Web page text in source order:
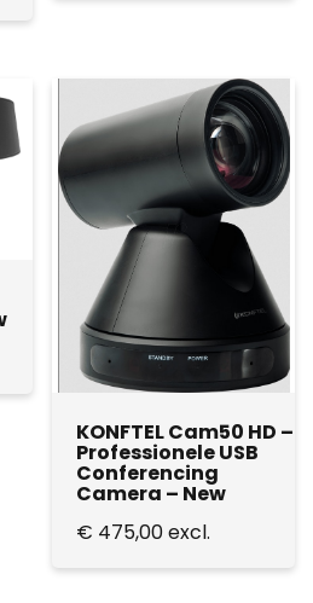
KONFTEL Cam50 HD –
Professionele USB
Conferencing
Camera – New
€ 475,00excl.